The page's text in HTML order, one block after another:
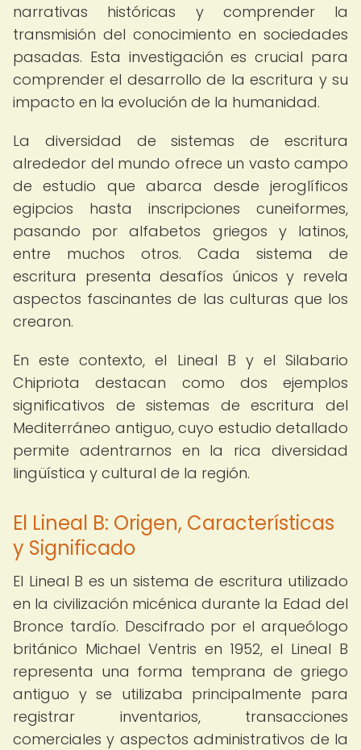
narrativas históricas y comprender la
transmisión del conocimiento en sociedades
pasadas. Esta investigación es crucial para
comprender el desarrollo de la escritura y su
impacto en la evolución de la humanidad.
La diversidad de sistemas de escritura
alrededor del mundo ofrece un vasto campo
de estudio que abarca desde jeroglíficos
egipcios hasta inscripciones cuneiformes,
pasando por alfabetos griegos y latinos,
entre muchos otros. Cada sistema de
escritura presenta desafíos únicos y revela
aspectos fascinantes de las culturas que los
crearon.
En este contexto, el Lineal B y el Silabario
Chipriota destacan como dos ejemplos
significativos de sistemas de escritura del
Mediterráneo antiguo, cuyo estudio detallado
permite adentrarnos en la rica diversidad
lingüística y cultural de la región.
El Lineal B: Origen, Características
y Significado
El Lineal B es un sistema de escritura utilizado
en la civilización micénica durante la Edad del
Bronce tardío. Descifrado por el arqueólogo
británico Michael Ventris en 1952, el Lineal B
representa una forma temprana de griego
antiguo y se utilizaba principalmente para
registrar inventarios, transacciones
comerciales y aspectos administrativos de la